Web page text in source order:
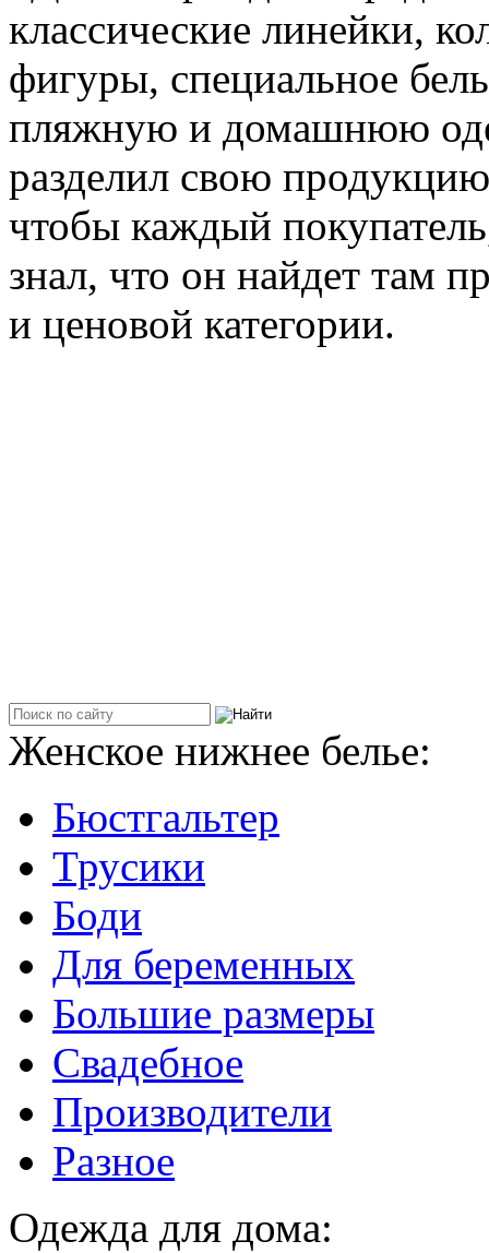
классические линейки,
фигуры, специальное
пляжную и домашнюю
разделил свою
чтобы каждый
знал, что он найдет там
и ценовой категории.
Женское нижнее белье:
Бюстгальтер
Трусики
Боди
Для беременных
Большие размеры
Свадебное
Производители
Разное
Одежда для дома: